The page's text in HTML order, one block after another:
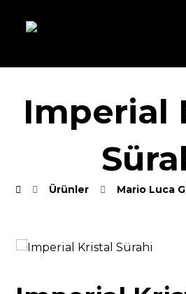
Imperial
Ürünler Mario Luca